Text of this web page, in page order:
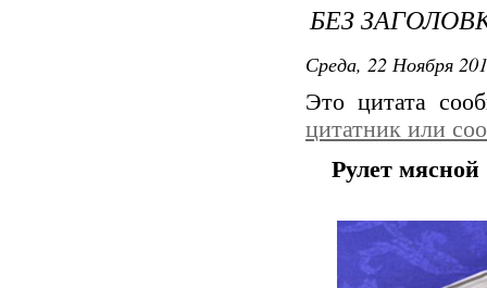
БЕЗ
Среда, 22 Ноября
Это цитата
цитатник или
Рулет